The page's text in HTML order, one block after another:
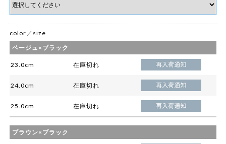
color／size
ベージュ×ブラック
23.0cm 在庫切れ
24.0cm 在庫切れ
25.0cm 在庫切れ
ブラウン×ブラック